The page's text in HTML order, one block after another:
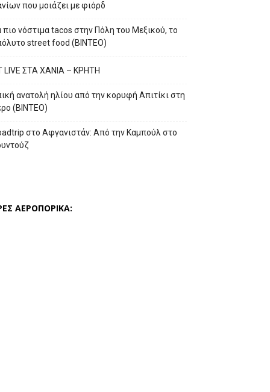
που μοιάζει με φιόρδ
πιο νόστιμα tacos στην Πόλη του Μεξικού, το
street food (ΒΙΝΤΕΟ)
LIVE ΣΤΑ ΧΑΝΙΑ – ΚΡΗΤΗ
ανατολή ηλίου από την κορυφή Απιτίκι στη
(ΒΙΝΤΕΟ)
στο Αφγανιστάν: Από την Καμπούλ στο
ΑΕΡΟΠΟΡΙΚΑ: